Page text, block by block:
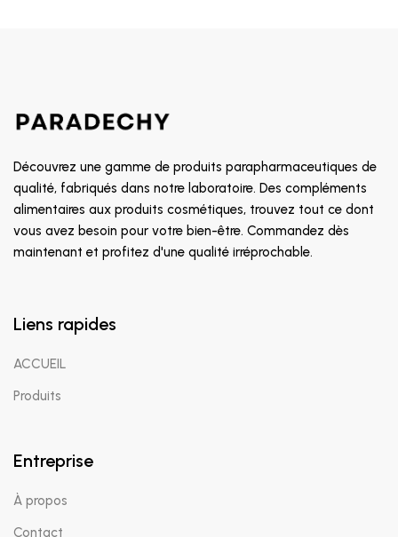
Découvrez une gamme de produits parapharmaceutiques de
qualité, fabriqués dans notre laboratoire. Des compléments
alimentaires aux produits cosmétiques, trouvez tout ce dont
vous avez besoin pour votre bien-être. Commandez dès
maintenant et profitez d'une qualité irréprochable.
Liens rapides
ACCUEIL
Produits
Entreprise
À propos
Contact